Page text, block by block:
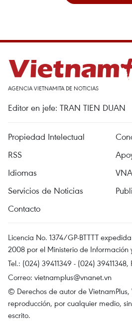
AGENCIA VIETNAMITA DE NOTICIAS
Editor en jefe: TRAN TIEN DUAN
Propiedad Intelectual
RSS
Idiomas
VNA
Servicios de Noticias
Contacto
Licencia No. 1374/GP-BTTTT
2008 por el Ministerio de Información
Tel.: (024) 39411349 - (024) 39411348,
Correo: vietnamplus@vnanet.vn
© Derechos de autor de VietnamPlus,
reproducción, por cualquier medio,
escrito.